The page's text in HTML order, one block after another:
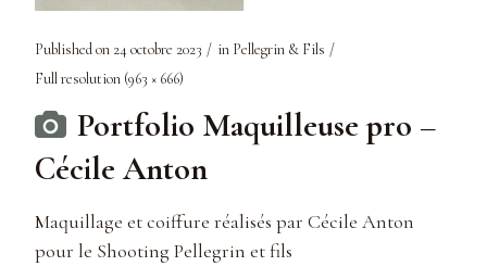
Published on 24 octobre 2023 in Pellegrin & Fils
Full resolution (963 × 666)
Portfolio Maquilleuse pro –
Cécile Anton
Maquillage et coiffure réalisés par Cécile Anton
pour le Shooting Pellegrin et fils